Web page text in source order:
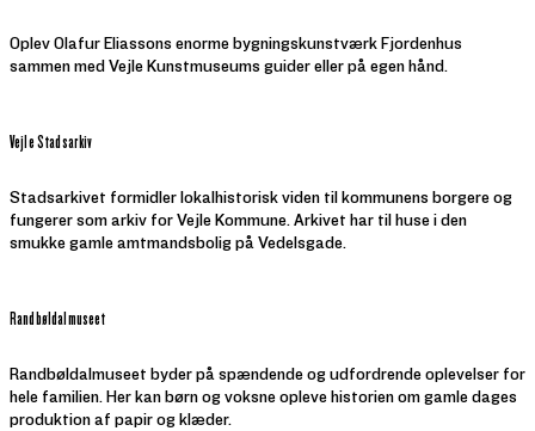
Oplev Olafur Eliassons enorme bygningskunstværk Fjordenhus
sammen med Vejle Kunstmuseums guider eller på egen hånd.
Vejle Stadsarkiv
Stadsarkivet formidler lokalhistorisk viden til kommunens borgere og
fungerer som arkiv for Vejle Kommune. Arkivet har til huse i den
smukke gamle amtmandsbolig på Vedelsgade.
Randbøldalmuseet
Randbøldalmuseet byder på spændende og udfordrende oplevelser for
hele familien. Her kan børn og voksne opleve historien om gamle dages
produktion af papir og klæder.